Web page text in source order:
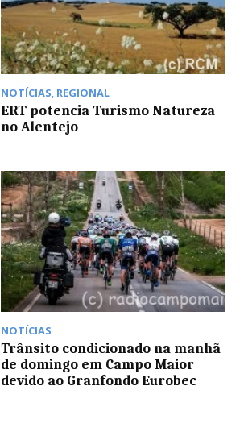
NOTÍCIAS, REGIONAL
ERT potencia Turismo Natureza
no Alentejo
NOTÍCIAS
Trânsito condicionado na manhã
de domingo em Campo Maior
devido ao Granfondo Eurobec